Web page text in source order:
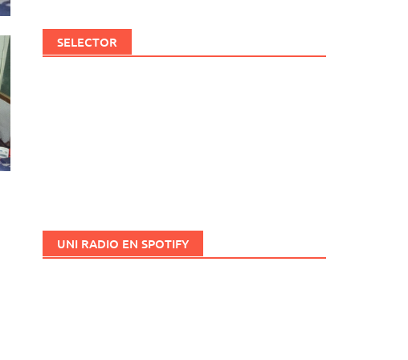
SELECTOR
UNI RADIO EN SPOTIFY